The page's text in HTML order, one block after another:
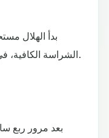
بدأ الهلال
الشراسة الكافية، في ظل انضباط الضيوف بالثلث الأخير.
بعد مرور ربع